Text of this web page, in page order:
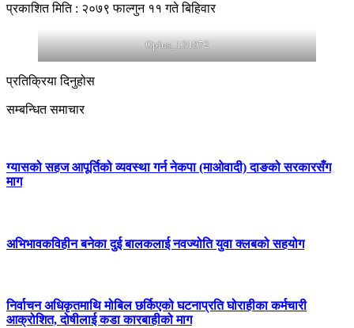
प्रकाशित मिति : २०७९ फाल्गुन ११ गते बिहिवार
Oplus_131072
प्रतिक्रिया दिनुहोस
सम्बन्धित समाचार
ग्यासको सहज आपूर्तिको व्यवस्था गर्न नेकपा (माओवादी) दाङको सरकारसँग
माग
अभिभावकविहीन बनेका दुई बालकलाई नवज्योति युवा क्लबको सहयोग
निर्वाचन अधिकृतमाथि मोबिल छर्किएको घटनाप्रति घोराहीका कर्मचारी
आक्रोशित, दोषीलाई कडा कारबाहीको माग